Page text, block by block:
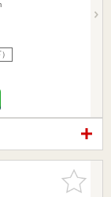
お気に入
りに追加